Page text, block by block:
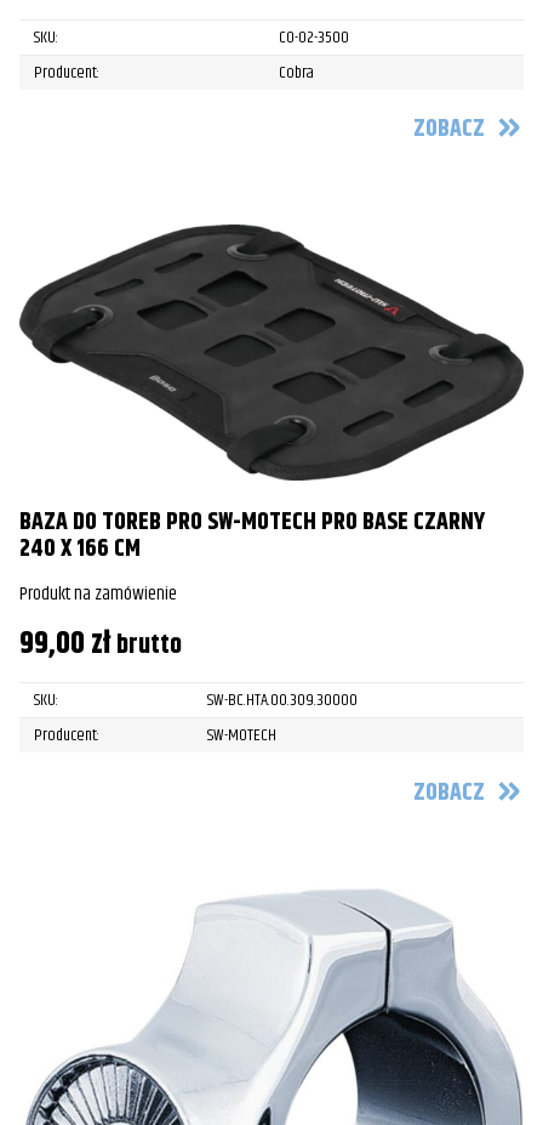
SKU:
CO-02-3500
Producent:
Cobra
ZOBACZ
BAZA DO TOREB PRO SW-MOTECH PRO BASE CZARNY
240 X 166 CM
Produkt na zamówienie
99,00złbrutto
SKU:
SW-BC.HTA.00.309.30000
Producent:
SW-MOTECH
ZOBACZ